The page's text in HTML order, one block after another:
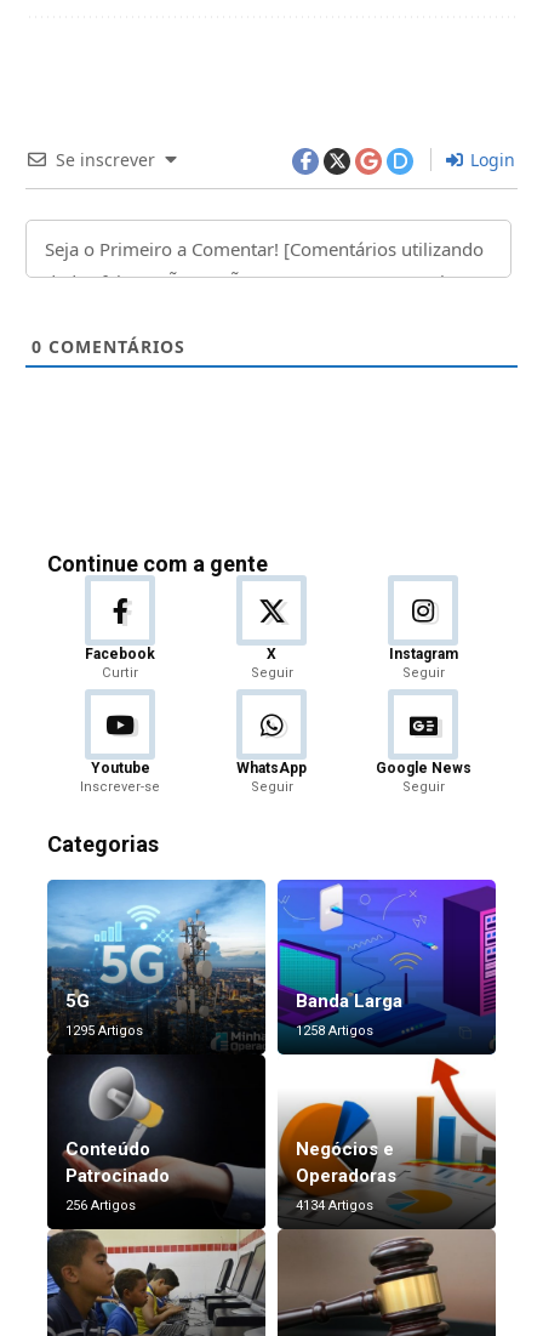
Se inscrever Login
0 COMENTÁRIOS
Continue com a gente
Facebook
Curtir
X
Seguir
Instagram
Seguir
Youtube
Inscrever-se
WhatsApp
Seguir
Google News
Seguir
Categorias
5G
1295 Artigos
Banda Larga
1258 Artigos
Conteúdo
Patrocinado
256 Artigos
Negócios e
Operadoras
4134 Artigos